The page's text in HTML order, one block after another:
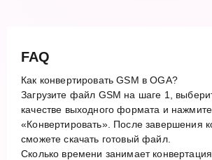
FAQ
Как конвертировать GSM в OGA?
Загрузите файл GSM на шаге 1,
качестве выходного формата и нажмите
«Конвертировать». После завершения
сможете скачать готовый файл.
Сколько времени занимает